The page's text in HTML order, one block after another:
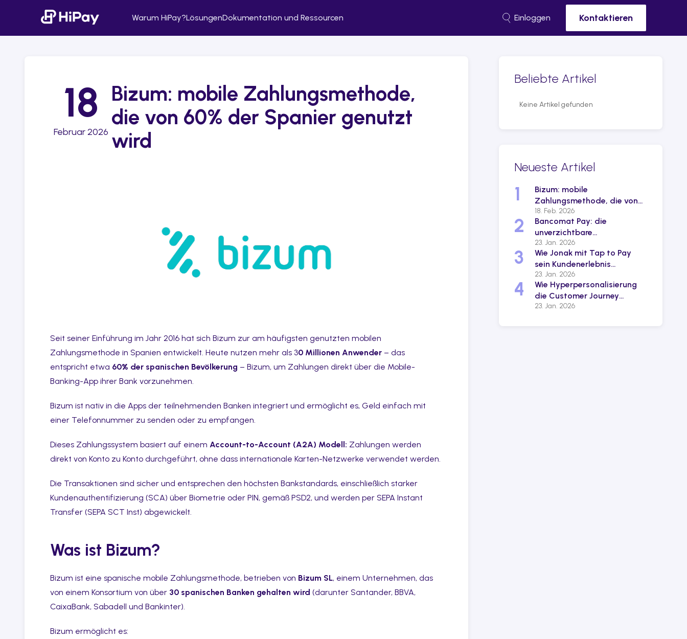
Warum HiPay?LösungenDokumentation und Ressourcen Einloggen Kontaktieren
18
Februar 2026
Bizum: mobile Zahlungsmethode,
die von 60% der Spanier genutzt
wird
Seit seiner Einführung im Jahr 2016 hat sich Bizum zur am häufigsten genutzten mobilen
Zahlungsmethode in Spanien entwickelt. Heute nutzen mehr als 30 Millionen Anwender – das
entspricht etwa 60% der spanischen Bevölkerung – Bizum, um Zahlungen direkt über die Mobile-
Banking-App ihrer Bank vorzunehmen.
Bizum ist nativ in die Apps der teilnehmenden Banken integriert und ermöglicht es, Geld einfach mit
einer Telefonnummer zu senden oder zu empfangen.
Dieses Zahlungssystem basiert auf einem Account-to-Account (A2A) Modell: Zahlungen werden
direkt von Konto zu Konto durchgeführt, ohne dass internationale Karten-Netzwerke verwendet werden.
Die Transaktionen sind sicher und entsprechen den höchsten Bankstandards, einschließlich starker
Kundenauthentifizierung (SCA) über Biometrie oder PIN, gemäß PSD2, und werden per SEPA Instant
Transfer (SEPA SCT Inst) abgewickelt.
Was ist Bizum?
Bizum ist eine spanische mobile Zahlungsmethode, betrieben von Bizum SL, einem Unternehmen, das
von einem Konsortium von über 30 spanischen Banken gehalten wird (darunter Santander, BBVA,
CaixaBank, Sabadell und Bankinter).
Bizum ermöglicht es:
Beliebte Artikel
Keine Artikel gefunden
Neueste Artikel
1
Bizum: mobile
Zahlungsmethode, die von
60% der Spanier genutzt
wird
18. Feb. 2026
2
Bancomat Pay: die
unverzichtbare
Zahlungslösung zur
Erschließung des
italienischen Marktes
23. Jan. 2026
3
Wie Jonak mit Tap to Pay
sein Kundenerlebnis
revolutioniert
23. Jan. 2026
4
Wie Hyperpersonalisierung
die Customer Journey
verändert
23. Jan. 2026